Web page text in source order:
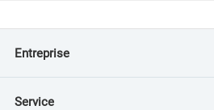
Entreprise
Service